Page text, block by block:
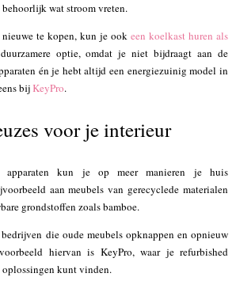
wat stroom vreten.
te kopen, kun je ook een koelkast huren als
optie, omdat je niet bijdraagt aan de
én je hebt altijd een energiezuinig model in
bijKeyPro.
voor je interieur
apparaten kun je op meer manieren je huis
aan meubels van gerecyclede materialen
grondstoffen zoals bamboe.
die oude meubels opknappen en opnieuw
hiervan is KeyPro, waar je refurbished
oplossingen kunt vinden.